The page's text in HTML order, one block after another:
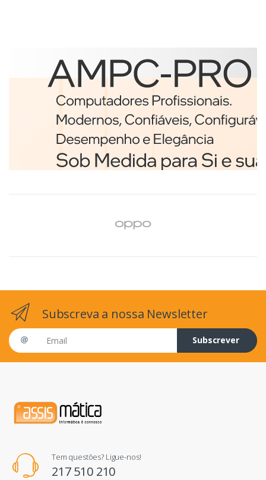
Etiquetas
Brother BCS-1J074102-121
etiqueta para impressão
Branco
€98,75
Subscreva a nossa Newsletter
Email address
Subscrever
Tem questões? Ligue-nos!
217 510 210